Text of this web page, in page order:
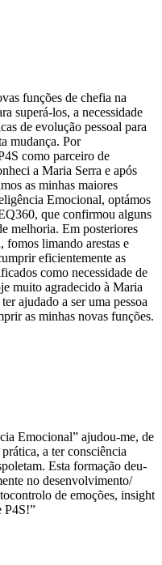
funções de chefia na
superá-los, a necessidade
de evolução pessoal para
mudança. Por
como parceiro de
a Maria Serra e após
as minhas maiores
Emocional, optámos
que confirmou alguns
melhoria. Em posteriores
fomos limando arestas e
eficientemente as
como necessidade de
muito agradecido à Maria
ajudado a ser uma pessoa
as minhas novas funções.
Emocional” ajudou-me, de
a ter consciência
Esta formação deu-
no desenvolvimento/
de emoções, insight
P4S!”